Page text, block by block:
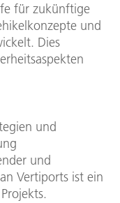
für zukünftige
und
Dies
und
und
Vertiports ist ein